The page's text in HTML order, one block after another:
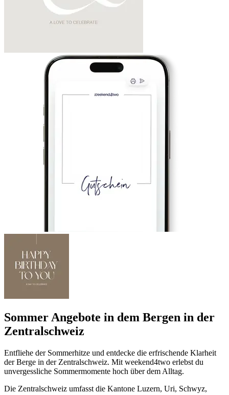
Sommer Angebote in dem Bergen in der
Zentralschweiz
Entfliehe der Sommerhitze und entdecke die erfrischende Klarheit
der Berge in der Zentralschweiz. Mit weekend4two erlebst du
unvergessliche Sommermomente hoch über dem Alltag.
Die Zentralschweiz umfasst die Kantone Luzern, Uri, Schwyz,